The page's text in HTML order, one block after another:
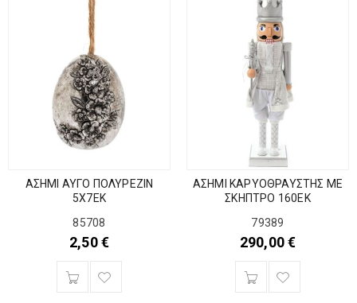
ΑΣΗΜΙ ΑΥΓΟ ΠΟΛΥΡΕΖΙΝ
5Χ7ΕΚ
85708
2,50€
ΑΣΗΜΙ ΚΑΡΥΟΘΡΑΥΣΤΗΣ ΜΕ
ΣΚΗΠΤΡΟ 160ΕΚ
79389
290,00€